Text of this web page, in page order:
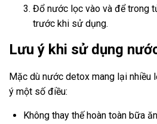
Đổ nước lọc vào và để trong
trước khi sử dụng.
Lưu ý khi sử dụng
Mặc dù nước detox mang lại nhiều
ý một số điều:
Không thay thế hoàn toàn bữa